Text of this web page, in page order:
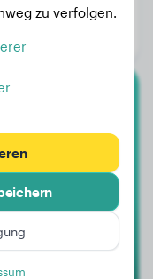
4 Jahre, 6 Monate
zu verfolgen.